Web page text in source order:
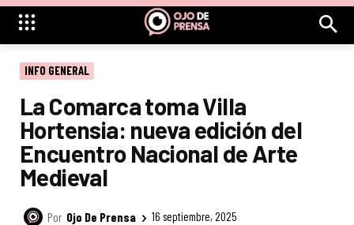
INFO GENERAL
La Comarca toma Villa
Hortensia: nueva edición del
Encuentro Nacional de Arte
Medieval
Por Ojo De Prensa 16 septiembre, 2025